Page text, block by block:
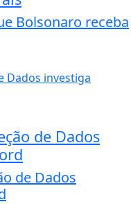
Bolsonaro receba
de Dados
de Dados